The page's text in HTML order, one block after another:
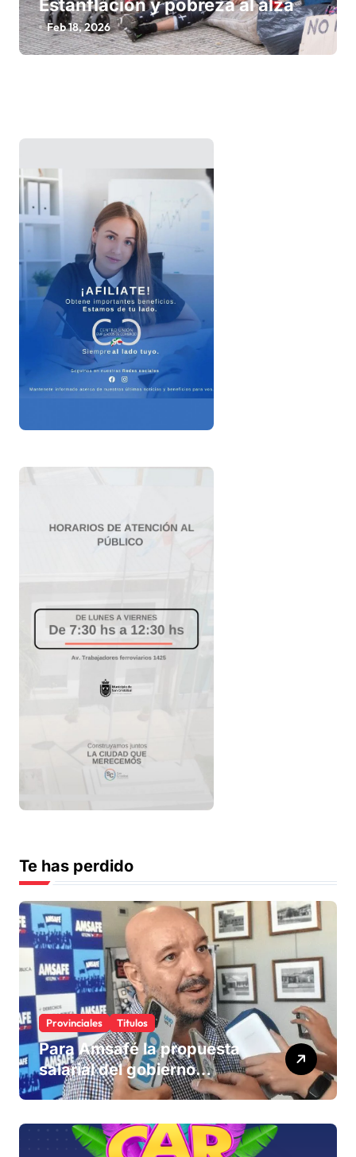
Estanflación y pobreza al alza
Feb 18, 2026
Te has perdido
Provinciales Titulos
Para Amsafé la propuesta
salarial del gobierno
«queda corta» y el viernes
rechaza